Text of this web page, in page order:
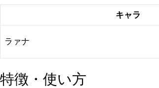
キャラ
ラァナ
特徴・使い方